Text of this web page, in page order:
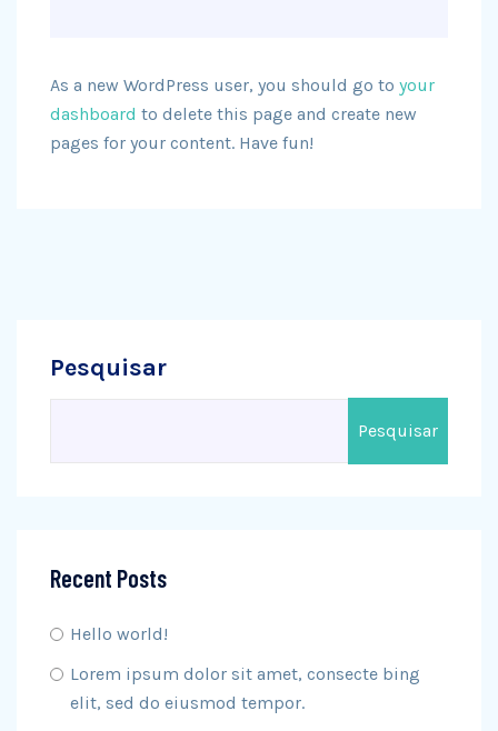
As a new WordPress user, you should go to your
dashboard to delete this page and create new
pages for your content. Have fun!
Pesquisar
Pesquisar
Recent Posts
Hello world!
Lorem ipsum dolor sit amet, consecte bing
elit, sed do eiusmod tempor.